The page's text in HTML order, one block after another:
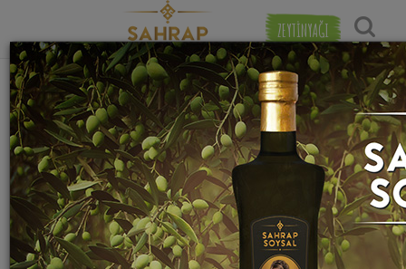
ZEYTİNYAĞI
"toz zencefil" etiketiyle eşleşen (10) tarif
bulundu.
Popülerlik